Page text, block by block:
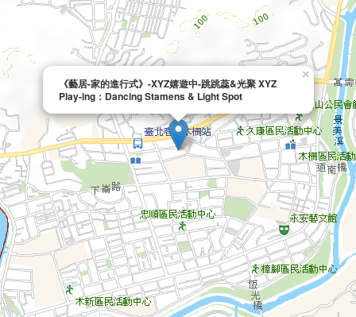
《藝居-家的進行式》-XYZ嬉遊中-跳跳蕊&光聚 XYZ
Play-ing：Dancing Stamens & Light Spot
×